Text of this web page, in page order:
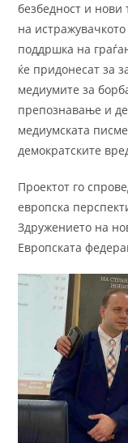
безбедност и нови
на
поддршка на
ќе придонесат за
медиумите за
препознавање и
медиумската
демократските
Проектот го
европска
Здружението на
Европската